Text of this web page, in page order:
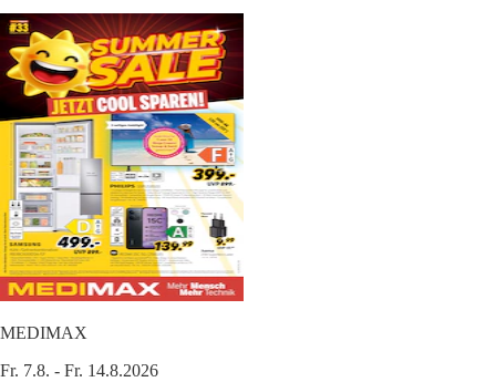
MEDIMAX
Fr. 7.8. - Fr. 14.8.2026